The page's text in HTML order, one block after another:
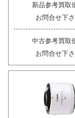
新品参考買取
お問合せ下
中古参考買取
お問合せ下